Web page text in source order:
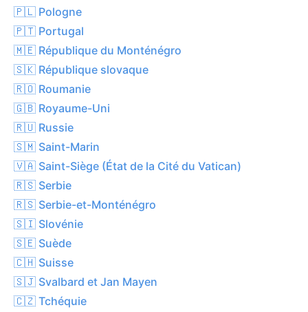
🇵🇱 Pologne
🇵🇹 Portugal
🇲🇪 République du Monténégro
🇸🇰 République slovaque
🇷🇴 Roumanie
🇬🇧 Royaume-Uni
🇷🇺 Russie
🇸🇲 Saint-Marin
🇻🇦 Saint-Siège (État de la Cité du Vatican)
🇷🇸 Serbie
🇷🇸 Serbie-et-Monténégro
🇸🇮 Slovénie
🇸🇪 Suède
🇨🇭 Suisse
🇸🇯 Svalbard et Jan Mayen
🇨🇿 Tchéquie